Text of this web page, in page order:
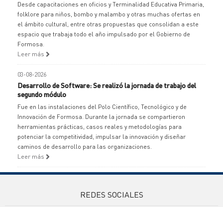
Desde capacitaciones en oficios y Terminalidad Educativa Primaria,
folklore para niños, bombo y malambo y otras muchas ofertas en
el ámbito cultural, entre otras propuestas que consolidan a este
espacio que trabaja todo el año impulsado por el Gobierno de
Formosa.
Leer más
03-08-2026
Desarrollo de Software: Se realizó la jornada de trabajo del
segundo módulo
Fue en las instalaciones del Polo Científico, Tecnológico y de
Innovación de Formosa. Durante la jornada se compartieron
herramientas prácticas, casos reales y metodologías para
potenciar la competitividad, impulsar la innovación y diseñar
caminos de desarrollo para las organizaciones.
Leer más
REDES SOCIALES